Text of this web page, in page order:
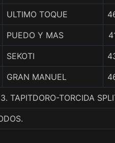
ULTIMO TOQUE
PUEDO Y MAS
SEKOTI
GRAN MANUEL
TAPITDORO-TORCIDA